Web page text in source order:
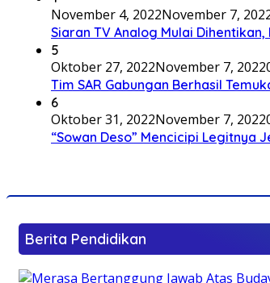
November 4, 2022November 7,
Siaran TV Analog Mulai
5
Oktober 27, 2022November 7, 2022
Tim SAR Gabungan Berhasil
6
Oktober 31, 2022November 7, 2022
“Sowan Deso” Mencicipi Legitnya
Berita Pendidikan